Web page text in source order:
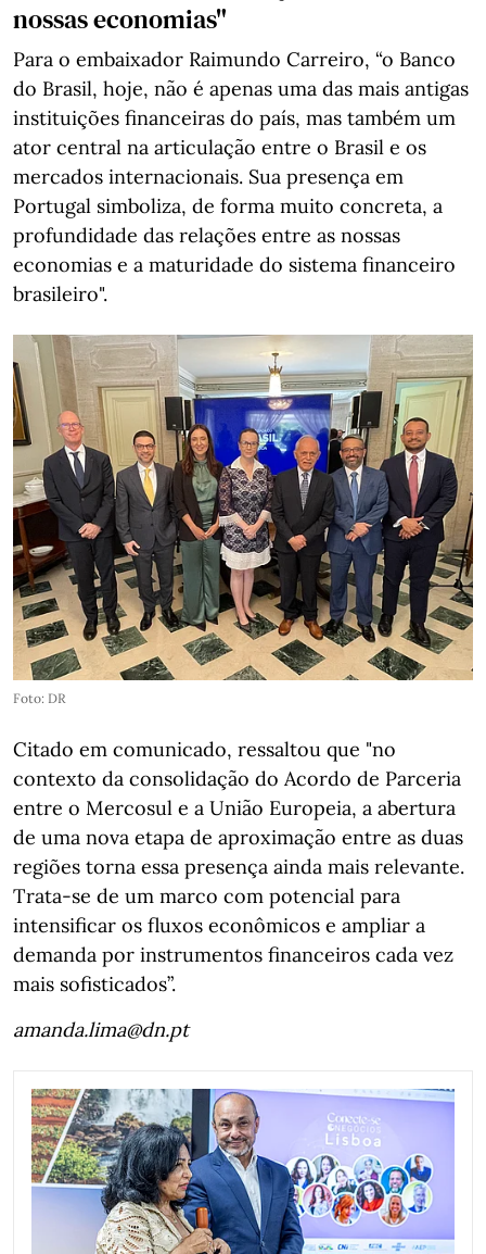
nossas economias"
Para o embaixador Raimundo Carreiro, “o Banco
do Brasil, hoje, não é apenas uma das mais antigas
instituições financeiras do país, mas também um
ator central na articulação entre o Brasil e os
mercados internacionais. Sua presença em
Portugal simboliza, de forma muito concreta, a
profundidade das relações entre as nossas
economias e a maturidade do sistema financeiro
brasileiro".
Foto: DR
Citado em comunicado, ressaltou que "no
contexto da consolidação do Acordo de Parceria
entre o Mercosul e a União Europeia, a abertura
de uma nova etapa de aproximação entre as duas
regiões torna essa presença ainda mais relevante.
Trata-se de um marco com potencial para
intensificar os fluxos econômicos e ampliar a
demanda por instrumentos financeiros cada vez
mais sofisticados”.
amanda.lima@dn.pt